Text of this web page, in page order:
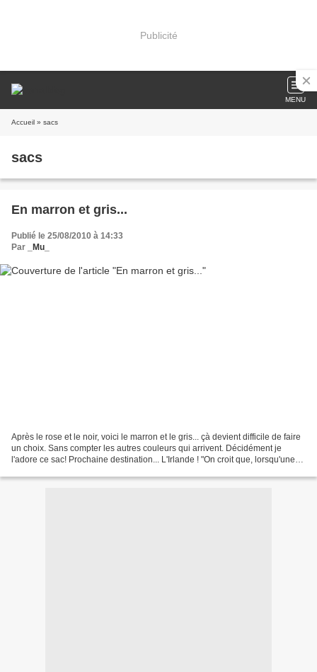
Publicité
MENU
Accueil » sacs
sacs
En marron et gris...
Publié le 25/08/2010 à 14:33
Par
_Mu_
Après le rose et le noir, voici le marron et le gris... çà devient difficile de faire
un choix. Sans compter les autres couleurs qui arrivent. Décidément je
l'adore ce sac! Prochaine destination... L'Irlande ! "On croit que, lorsqu'une